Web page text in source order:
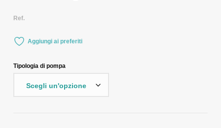
Ref.
Aggiungi ai preferiti
Tipologia di pompa